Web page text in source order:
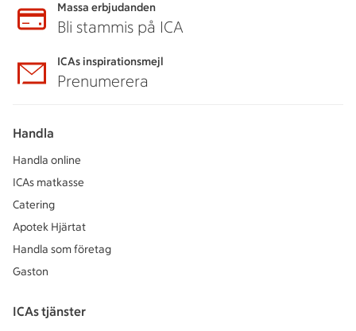
Massa erbjudanden
Bli stammis på ICA
ICAs inspirationsmejl
Prenumerera
Handla
Handla online
ICAs matkasse
Catering
Apotek Hjärtat
Handla som företag
Gaston
ICAs tjänster